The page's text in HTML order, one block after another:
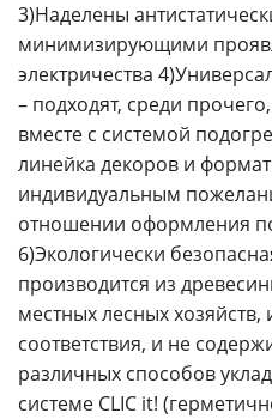
3)Наделены
минимизирующими
электричества
– подходят, среди
вместе с системой
линейка декоров и
индивидуальным
отношении оформления
6)Экологически
производится из
местных лесных
соответствия, и не
различных способов
системе CLIC it!